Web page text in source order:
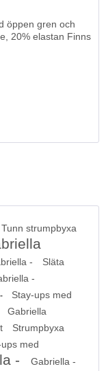
öppen gren och
20% elastan Finns
Tunn strumpbyxa
- Släta
-
Stay-ups med
Gabriella
Strumpbyxa
med
-
Gabriella -